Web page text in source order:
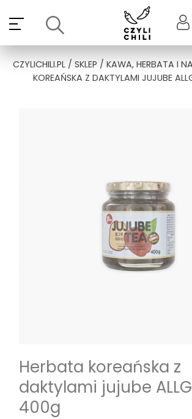
content
CZYLICHILI.PL/ SKLEP / KAWA, HERBATA I
KOREAŃSKA Z DAKTYLAMI JUJUBE
Herbata koreańska z
daktylami jujube
400g